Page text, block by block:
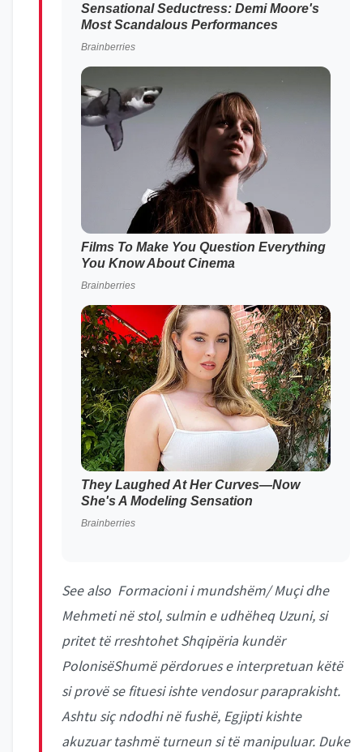
See also Formacioni i mundshëm/ Muçi dhe
Mehmeti në stol, sulmin e udhëheq Uzuni, si
pritet të rreshtohet Shqipëria kundër
PolonisëShumë përdorues e interpretuan këtë
si provë se fituesi ishte vendosur paraprakisht.
Ashtu siç ndodhi në fushë, Egjipti kishte
akuzuar tashmë turneun si të manipuluar. Duke